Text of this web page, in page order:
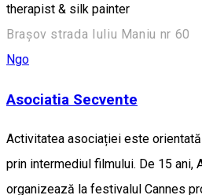
therapist & silk painter
Brașov strada Iuliu Maniu nr 60
Ngo
Asociatia Secvente
Activitatea asociației este
prin intermediul filmului. De 15 ani,
organizează la festivalul Cannes